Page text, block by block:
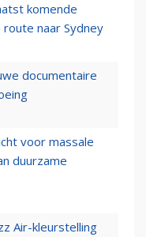
komende
naar Sydney
documentaire
voor massale
duurzame
Air-kleurstelling